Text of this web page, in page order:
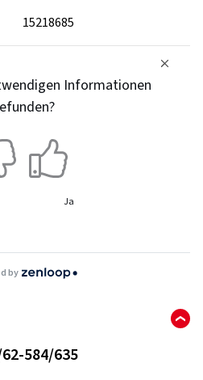
15218685
Informationen
Ja
by
584/635